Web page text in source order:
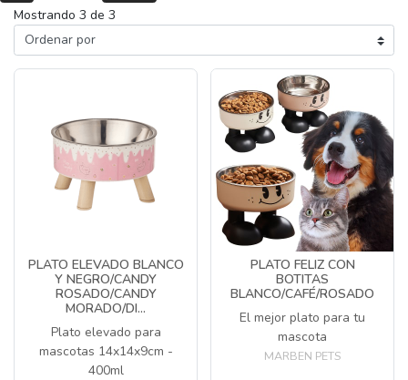
Mostrando 3 de 3
PLATO ELEVADO BLANCO
Y NEGRO/CANDY
ROSADO/CANDY
MORADO/DI...
Plato elevado para
mascotas 14x14x9cm -
400ml
PLATO FELIZ CON
BOTITAS
BLANCO/CAFÉ/ROSADO
El mejor plato para tu
mascota
MARBEN PETS